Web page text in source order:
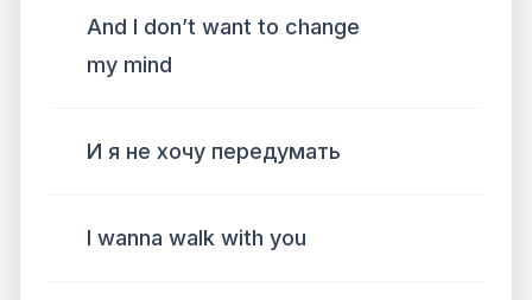
And I don’t want to change
my mind
И я не хочу передумать
I wanna walk with you